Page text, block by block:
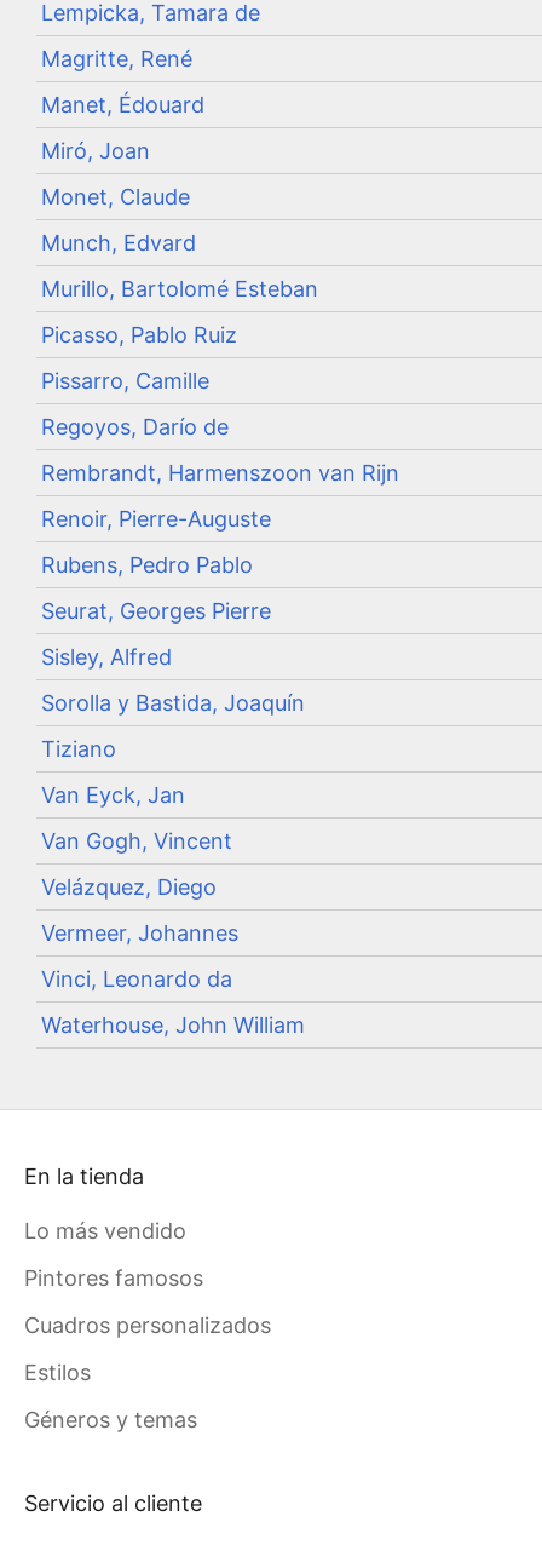
Lempicka, Tamara de
Magritte, René
Manet, Édouard
Miró, Joan
Monet, Claude
Munch, Edvard
Murillo, Bartolomé Esteban
Picasso, Pablo Ruiz
Pissarro, Camille
Regoyos, Darío de
Rembrandt, Harmenszoon van Rijn
Renoir, Pierre-Auguste
Rubens, Pedro Pablo
Seurat, Georges Pierre
Sisley, Alfred
Sorolla y Bastida, Joaquín
Tiziano
Van Eyck, Jan
Van Gogh, Vincent
Velázquez, Diego
Vermeer, Johannes
Vinci, Leonardo da
Waterhouse, John William
En la tienda
Lo más vendido
Pintores famosos
Cuadros personalizados
Estilos
Géneros y temas
Servicio al cliente